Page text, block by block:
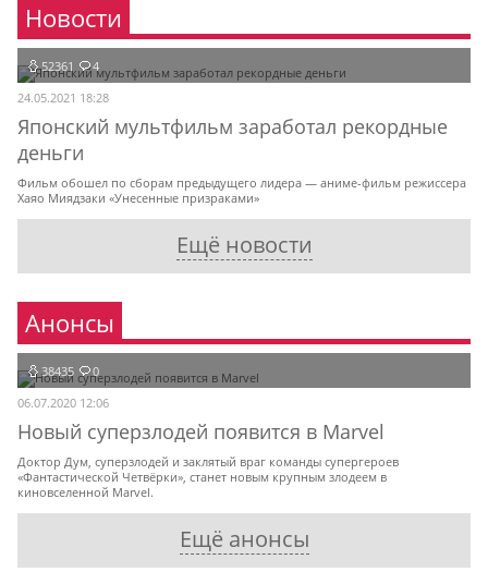
Новости
52361 4
24.05.2021 18:28
Японский мультфильм заработал рекордные
деньги
Фильм обошел по сборам предыдущего лидера — аниме-фильм режиссера
Хаяо Миядзаки «Унесенные призраками»
Ещё новости
Анонсы
38435 0
06.07.2020 12:06
Новый суперзлодей появится в Marvel
Доктор Дум, суперзлодей и заклятый враг команды супергероев
«Фантастической Четвёрки», станет новым крупным злодеем в
киновселенной Marvel.
Ещё анонсы